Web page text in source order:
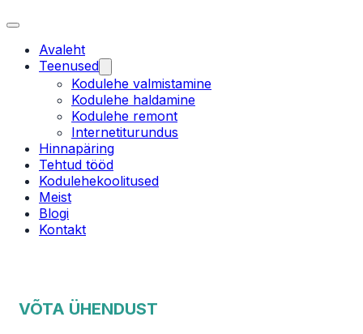
Avaleht
Teenused
Kodulehe valmistamine
Kodulehe haldamine
Kodulehe remont
Internetiturundus
Hinnapäring
Tehtud tööd
Kodulehekoolitused
Meist
Blogi
Kontakt
VÕTA ÜHENDUST